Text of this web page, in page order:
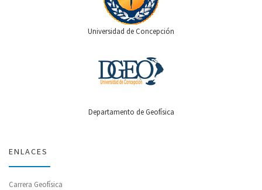
Universidad de Concepción
Departamento de Geofísica
ENLACES
Carrera Geofísica